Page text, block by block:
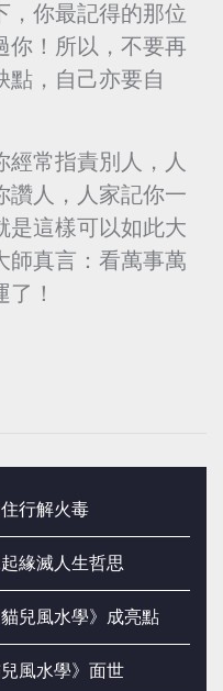
，你最記得的那位
你！所以，不要再
點，自己亦要自
經常指責別人，人
讚人，人家記你一
是這樣可以如此大
師真言：看萬事萬
！
行解火毒
緣滅人生哲思
兒風水學》成亮點
風水學》面世